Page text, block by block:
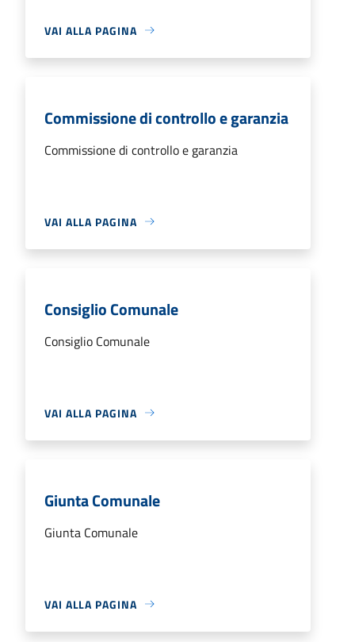
VAI ALLA PAGINA
Commissione di controllo e garanzia
Commissione di controllo e garanzia
VAI ALLA PAGINA
Consiglio Comunale
Consiglio Comunale
VAI ALLA PAGINA
Giunta Comunale
Giunta Comunale
VAI ALLA PAGINA